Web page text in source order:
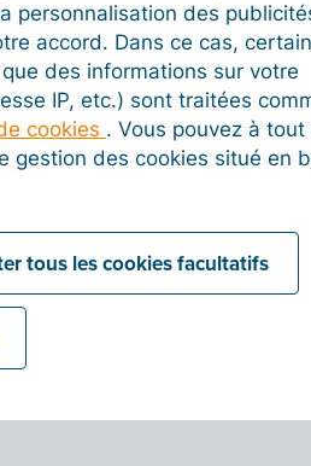
!
personnalisation des
accord. Dans ce cas,
des informations sur votre
IP, etc.) sont traitées
cookies . Vous pouvez à
gestion des cookies situé en
tous les cookies facultatifs